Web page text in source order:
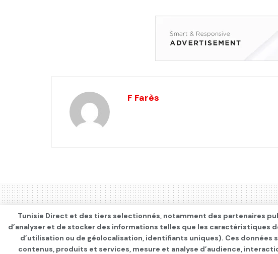
F Farès
Tunisie Direct et des tiers selectionnés, notamment des partenaires
d’analyser et de stocker des informations telles que les caractéristiques
d’utilisation ou de géolocalisation, identifiants uniques). Ces
contenus, produits et services, mesure et analyse d’audience,